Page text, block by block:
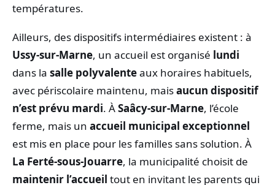
températures.
Ailleurs, des dispositifs intermédiaires existent : à
Ussy-sur-Marne, un accueil est organisé lundi
dans la salle polyvalenteaux horaires habituels,
avec périscolaire maintenu, maisaucun dispositif
n’est prévu mardi. ÀSaâcy-sur-Marne, l’école
ferme, mais un accueil municipal exceptionnel
est mis en place pour les familles sans solution. À
La Ferté-sous-Jouarre, la municipalité choisit de
maintenir l’accueil tout en invitant les parents qui